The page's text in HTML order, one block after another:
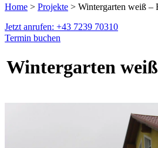
Home > Projekte > Wintergarten weiß –
Jetzt anrufen: +43 7239 70310
Termin buchen
Wintergarten